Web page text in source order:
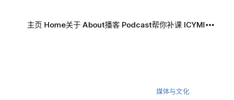
主页 Home关于 About播客 Podcast帮你补课 ICYMI
媒体与文化